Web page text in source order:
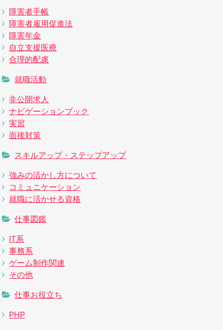
障害者手帳
障害者雇用促進法
障害年金
自立支援医療
合理的配慮
就職活動
非公開求人
ナビゲーションブック
実習
面接対策
スキルアップ・ステップアップ
強みの活かし方について
コミュニケーション
就職に活かせる資格
仕事図鑑
IT系
事務系
ゲーム制作関連
その他
仕事お役立ち
PHP